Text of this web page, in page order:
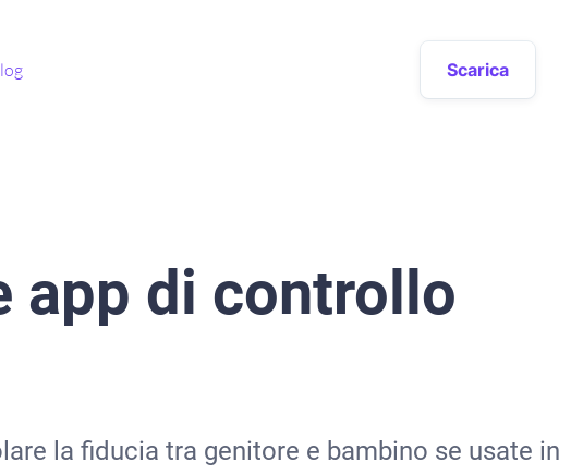
Scarica
app di controllo
la fiducia tra genitore e bambino se usate in